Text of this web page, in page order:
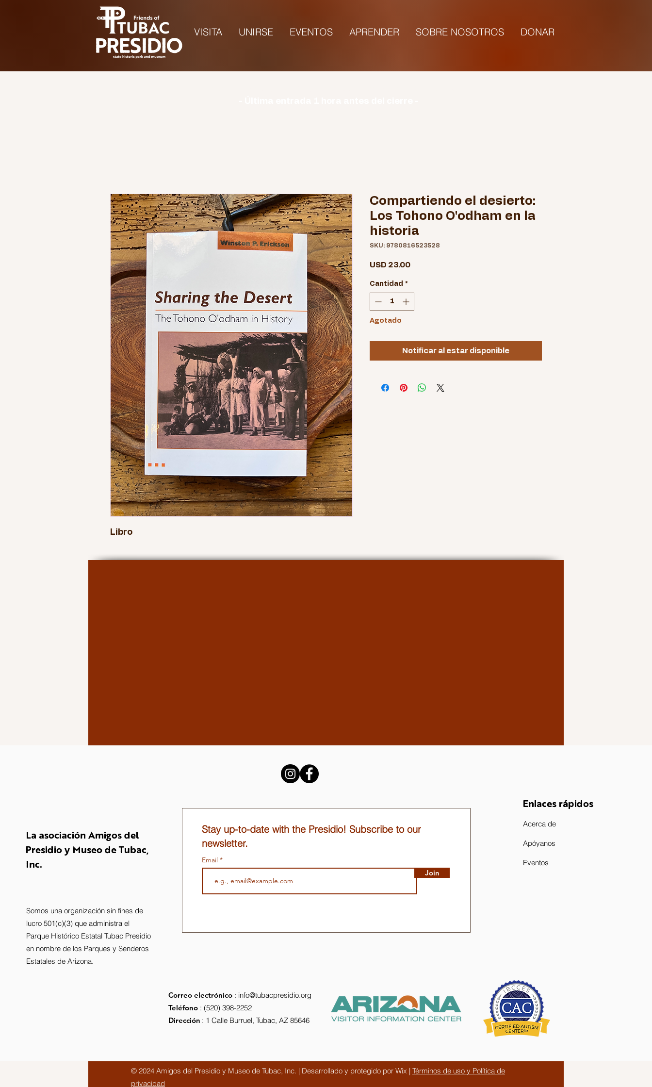
VISITA UNIRSE EVENTOS APRENDER SOBRE NOSOTROS DONAR
Libro
Compartiendo el desierto:
Los Tohono O'odham en la
historia
SKU: 9780816523528
USD 23.00Precio
Cantidad *
Agotado
Notificar al estar disponible
La asociación Amigos del
Presidio y Museo de Tubac,
Inc.
Somos una organización sin fines de
lucro 501(c)(3) que administra el
Parque Histórico Estatal Tubac Presidio
en nombre de los Parques y Senderos
Estatales de Arizona.
Stay up-to-date with the Presidio! Subscribe to our
newsletter.
Email
Join
Enlaces rápidos
Acerca de
Apóyanos
Eventos
Correo electrónico : info@tubacpresidio.org
Teléfono : (520) 398-2252
Dirección : 1 Calle Burruel, Tubac, AZ 85646
© 2024 Amigos del Presidio y Museo de Tubac, Inc. | Desarrollado y protegido por Wix | Términos de uso y Política de
privacidad